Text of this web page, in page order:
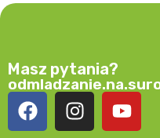
Masz pytania?